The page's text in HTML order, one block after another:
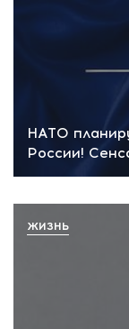
НАТО
России!
ЖИЗНЬ